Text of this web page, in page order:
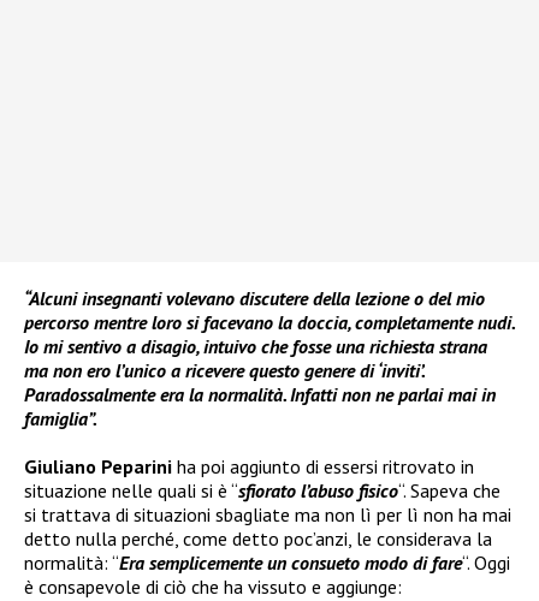
“Alcuni insegnanti volevano discutere della lezione o del mio
percorso mentre loro si facevano la doccia, completamente nudi.
Io mi sentivo a disagio, intuivo che fosse una richiesta strana
ma non ero l’unico a ricevere questo genere di ‘inviti’.
Paradossalmente era la normalità. Infatti non ne parlai mai in
famiglia”.
Giuliano Peparini ha poi aggiunto di essersi ritrovato in
situazione nelle quali si è “sfiorato l’abuso fisico“. Sapeva che
si trattava di situazioni sbagliate ma non lì per lì non ha mai
detto nulla perché, come detto poc’anzi, le considerava la
normalità: “Era semplicemente un consueto modo di fare“. Oggi
è consapevole di ciò che ha vissuto e aggiunge: